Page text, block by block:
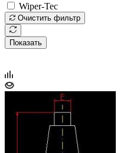
Wiper-Tec
Очистить фильтр
Показать